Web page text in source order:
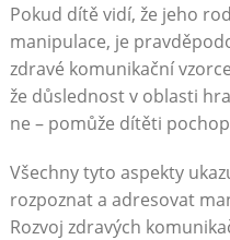
Pokud dítě vidí, že jeho
manipulace, je
zdravé komunikační
že důslednost v oblasti
ne – pomůže dítěti
Všechny tyto aspekty
rozpoznat a adresovat
Rozvoj zdravých